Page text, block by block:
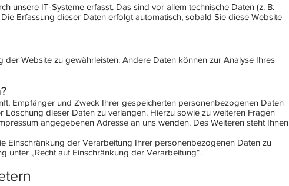
unsere IT-Systeme erfasst. Das sind vor allem technische Daten (z. B.
Erfassung dieser Daten erfolgt automatisch, sobald Sie diese Website
Website zu gewährleisten. Andere Daten können zur Analyse Ihres
Empfänger und Zweck Ihrer gespeicherten personenbezogenen Daten
dieser Daten zu verlangen. Hierzu sowie zu weiteren Fragen
angegebenen Adresse an uns wenden. Des Weiteren steht Ihnen
Einschränkung der Verarbeitung Ihrer personenbezogenen Daten zu
unter „Recht auf Einschränkung der Verarbeitung“.